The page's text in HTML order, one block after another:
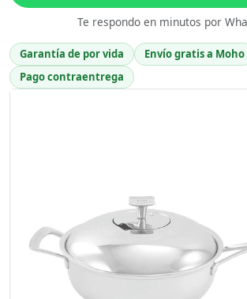
Te respondo en minutos por
Garantía de por vida
Envío gratis a Moho
Pago contraentrega